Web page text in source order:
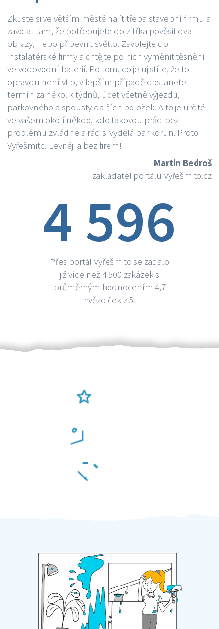
Zkuste si ve větším městě najít třeba stavební firmu a
zavolat tam, že potřebujete do zítřka pověsit dva
obrazy, nebo připevnit světlo. Zavolejte do
instalatérské firmy a chtějte po nich vyměnit těsnění
ve vodovodní baterií. Po tom, co je ujistíte, že to
opravdu není vtip, v lepším případě dostanete
termín za několik týdnů, účet včetně výjezdu,
parkovného a spousty dalších položek. A to je určitě
ve vašem okolí někdo, kdo takovou práci bez
problému zvládne a rád si vydělá par korun. Proto
Vyřešmito. Levněji a bez firem!
Martin Bedroš
zakladatel portálu Vyřešmito.cz
4 596
Přes portál Vyřešmito se zadalo
již více než 4 500 zakázek s
průměrným hodnocením 4,7
hvězdiček z 5.